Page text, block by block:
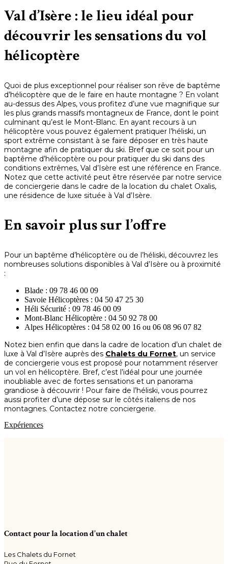
Val d’Isère : le lieu idéal pour
découvrir les sensations du vol
hélicoptère
Quoi de plus exceptionnel pour réaliser son rêve de baptême
d’hélicoptère que de le faire en haute montagne ? En volant
au-dessus des Alpes, vous profitez d’une vue magnifique sur
les plus grands massifs montagneux de France, dont le point
culminant qu’est le Mont-Blanc. En ayant recours à un
hélicoptère vous pouvez également pratiquer l’héliski, un
sport extrême consistant à se faire déposer en très haute
montagne afin de pratiquer du ski. Bref que ce soit pour un
baptême d’hélicoptère ou pour pratiquer du ski dans des
conditions extrêmes, Val d’Isère est une référence en France.
Notez que cette activité peut être réservée par notre service
de conciergerie dans le cadre de la location du chalet Oxalis,
une résidence de luxe située à Val d’Isère.
En savoir plus sur l’offre
Pour un baptême d’hélicoptère ou de l’héliski, découvrez les
nombreuses solutions disponibles à Val d’Isère ou à proximité
:
Blade : 09 78 46 00 09
Savoie Hélicoptères : 04 50 47 25 30
Héli Sécurité : 09 78 46 00 09
Mont-Blanc Hélicoptère : 04 50 92 78 00
Alpes Hélicoptères : 04 58 02 00 16 ou 06 08 96 07 82
Notez bien enfin que dans la cadre de location d’un chalet de
luxe à Val d’Isère auprès des Chalets du Fornet, un service
de conciergerie vous est proposé pour notamment réserver
un vol en hélicoptère. Bref, c’est l’idéal pour une journée
inoubliable avec de fortes sensations et un panorama
grandiose à découvrir ! Pour faire de l’héliski, vous pourrez
aussi profiter d’une dépose sur le côtés italiens de nos
montagnes. Contactez notre conciergerie.
Expériences
Contact pour la location d’un chalet
Les Chalets du Fornet